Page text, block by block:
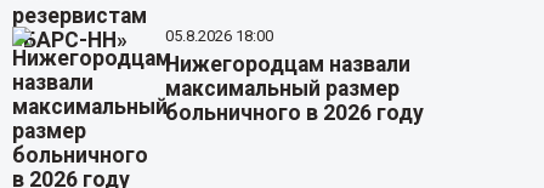
05.8.2026 18:00
Нижегородцам назвали
максимальный размер
больничного в 2026 году